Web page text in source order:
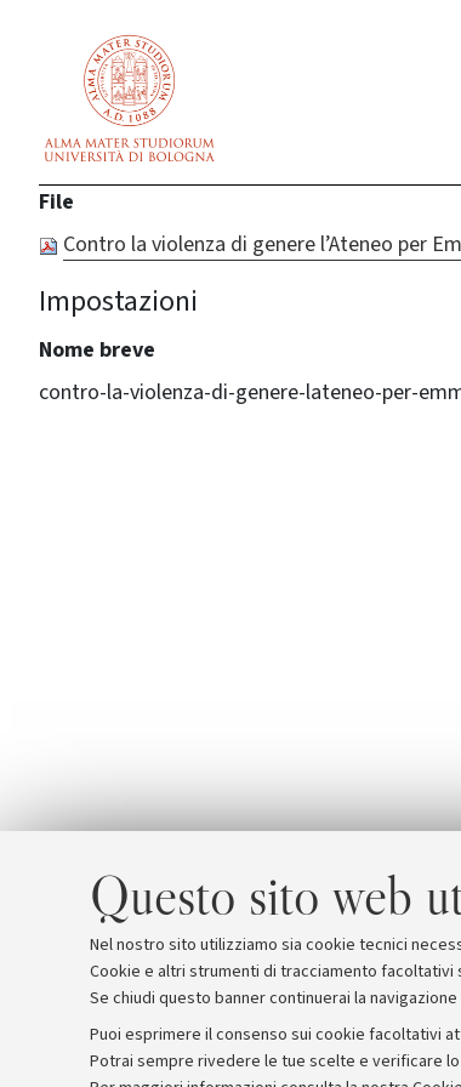
Questo sito web
Nel nostro sito utilizziamo sia cookie tecnici
Cookie e altri strumenti di tracciamento
Se chiudi questo banner continuerai la
Puoi esprimere il consenso sui cookie facoltativi
Potrai sempre rivedere le tue scelte e verificare
File
Contro la violenza di genere l’Ateneo per
Impostazioni
Nome breve
contro-la-violenza-di-genere-lateneo-per-
Archivio Comunicati stampa Redazione